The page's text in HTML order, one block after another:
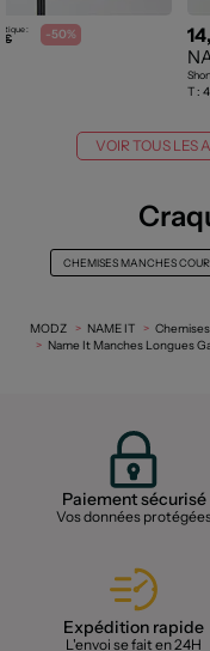
: -50%
T :
VOIR TOUS LES
CHEMISES MANCHES
MODZ NAME IT
Name It Manches Longues
Paiement sécurisé
Vos données
Expédition rapide
L'envoi se fait en 24H